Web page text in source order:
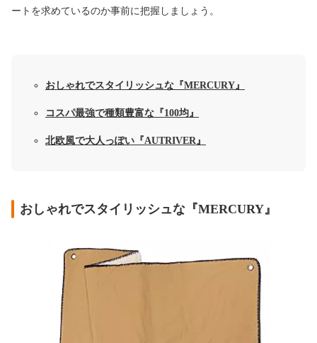
ートを求めているのか事前に把握しましょう。
おしゃれでスタイリッシュな『MERCURY』
コスパ最強で種類豊富な『100均』
北欧風で大人っぽい『AUTRIVER』
おしゃれでスタイリッシュな『MERCURY』